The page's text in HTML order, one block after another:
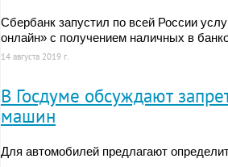
Сбербанк запустил по всей России
онлайн» с получением наличных в
14 августа 2019 г.
В Госдуме обсуждают
машин
Для автомобилей предлагают